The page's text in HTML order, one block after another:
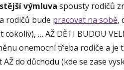
výmluva spousty rodičů
rodičů bude pracovat na sobě,
cokoliv), … AŽ DĚTI BUDOU
onemocní třeba rodiče a je
AŽ do důchodu (kde se zase